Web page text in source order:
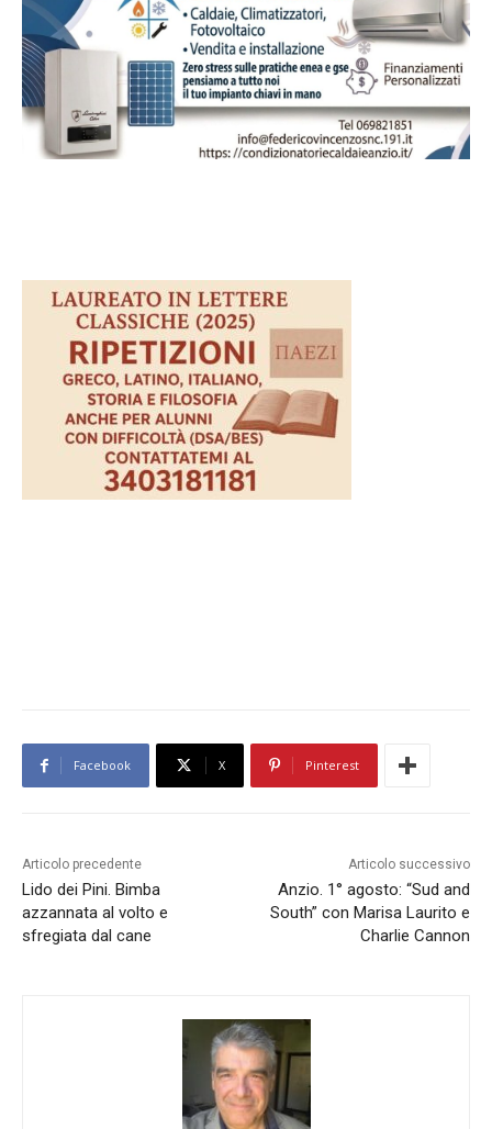
Facebook X Pinterest
Articolo precedente
Lido dei Pini. Bimba
azzannata al volto e
sfregiata dal cane
Articolo successivo
Anzio. 1° agosto: “Sud and
South” con Marisa Laurito e
Charlie Cannon